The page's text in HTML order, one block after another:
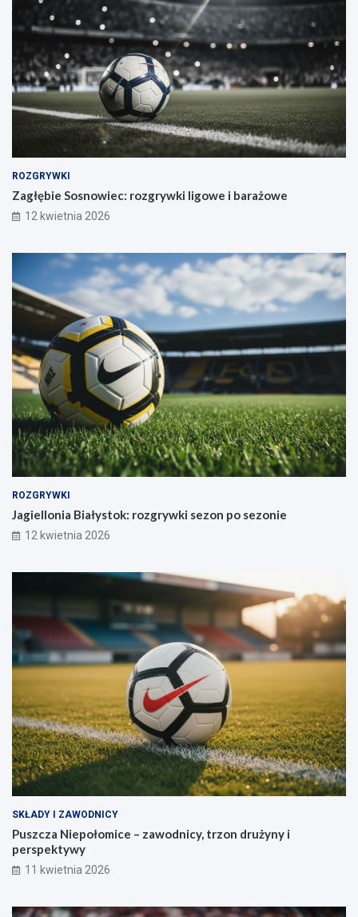
ROZGRYWKI
Zagłębie Sosnowiec: rozgrywki ligowe i barażowe
12 kwietnia 2026
ROZGRYWKI
Jagiellonia Białystok: rozgrywki sezon po sezonie
12 kwietnia 2026
SKŁADY I ZAWODNICY
Puszcza Niepołomice – zawodnicy, trzon drużyny i
perspektywy
11 kwietnia 2026